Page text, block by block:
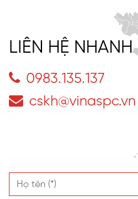
LIÊN HỆ NHANH
0983.135.137
cskh@vinaspc.vn